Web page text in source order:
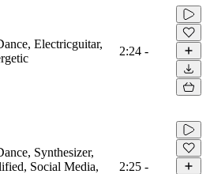
Electricguitar,
2:24 -
Synthesizer,
Social Media,
2:25 -